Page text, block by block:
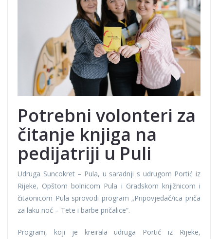
Potrebni volonteri za
čitanje knjiga na
pedijatriji u Puli
Udruga Suncokret – Pula, u saradnji s udrugom Portić iz
Rijeke, Opštom bolnicom Pula i Gradskom knjižnicom i
čitaonicom Pula sprovodi program „Pripovjedač/ica priča
za laku noć – Tete i barbe pričalice“.
Program, koji je kreirala udruga Portić iz Rijeke,